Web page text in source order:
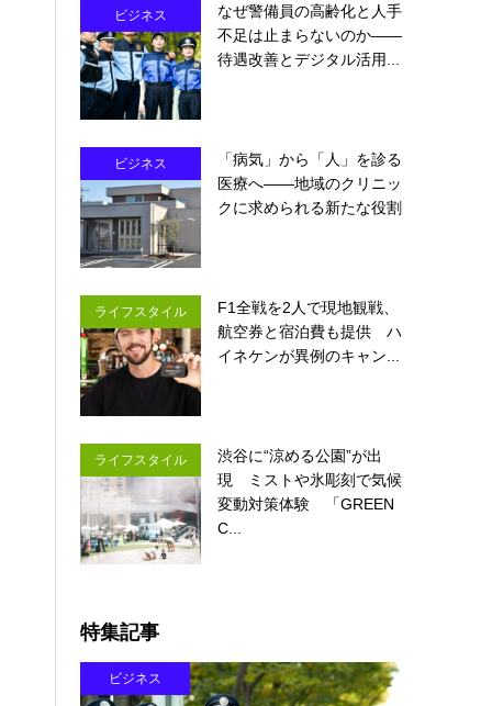
ビジネス
なぜ警備員の高齢化と人手
不足は止まらないのか――
待遇改善とデジタル活用...
ビジネス
「病気」から「人」を診る
医療へ――地域のクリニッ
クに求められる新たな役割
ライフスタイル
F1全戦を2人で現地観戦、
航空券と宿泊費も提供 ハ
イネケンが異例のキャン...
ライフスタイル
渋谷に“涼める公園”が出
現 ミストや氷彫刻で気候
変動対策体験 「GREEN
C...
特集記事
ビジネス